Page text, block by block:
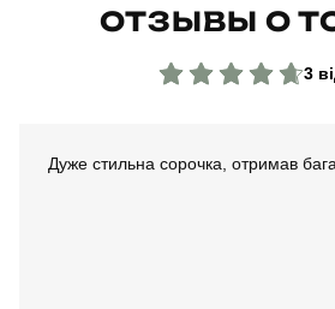
ОТЗЫВЫ О
3
Дуже стильна сорочка, отримав